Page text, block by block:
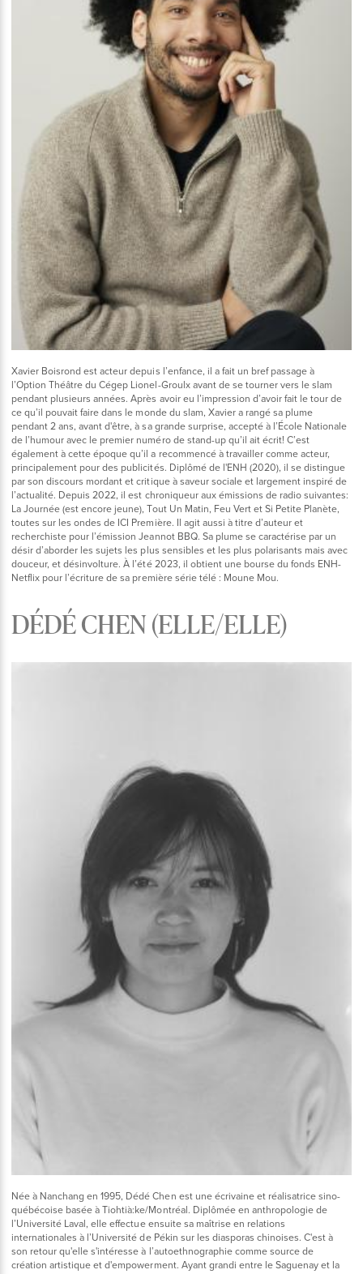
Xavier Boisrond est acteur depuis l’enfance, il a fait un bref passage à
l’Option Théâtre du Cégep Lionel-Groulx avant de se tourner vers le slam
pendant plusieurs années. Après avoir eu l’impression d’avoir fait le tour de
ce qu’il pouvait faire dans le monde du slam, Xavier a rangé sa plume
pendant 2 ans, avant d'être, à sa grande surprise, accepté à l’École Nationale
de l’humour avec le premier numéro de stand-up qu’il ait écrit! C’est
également à cette époque qu’il a recommencé à travailler comme acteur,
principalement pour des publicités. Diplômé de l'ENH (2020), il se distingue
par son discours mordant et critique à saveur sociale et largement inspiré de
l’actualité. Depuis 2022, il est chroniqueur aux émissions de radio suivantes:
La Journée (est encore jeune), Tout Un Matin, Feu Vert et Si Petite Planète,
toutes sur les ondes de ICI Première. Il agit aussi à titre d’auteur et
recherchiste pour l’émission Jeannot BBQ. Sa plume se caractérise par un
désir d’aborder les sujets les plus sensibles et les plus polarisants mais avec
douceur, et désinvolture. À l’été 2023, il obtient une bourse du fonds ENH-
Netflix pour l’écriture de sa première série télé : Moune Mou.
DÉDÉ CHEN (ELLE/ELLE)
Née à Nanchang en 1995, Dédé Chen est une écrivaine et réalisatrice sino-
québécoise basée à Tiohtià:ke/Montréal. Diplômée en anthropologie de
l’Université Laval, elle effectue ensuite sa maîtrise en relations
internationales à l’Université de Pékin sur les diasporas chinoises. C'est à
son retour qu'elle s'intéresse à l’autoethnographie comme source de
création artistique et d'empowerment. Ayant grandi entre le Saguenay et la